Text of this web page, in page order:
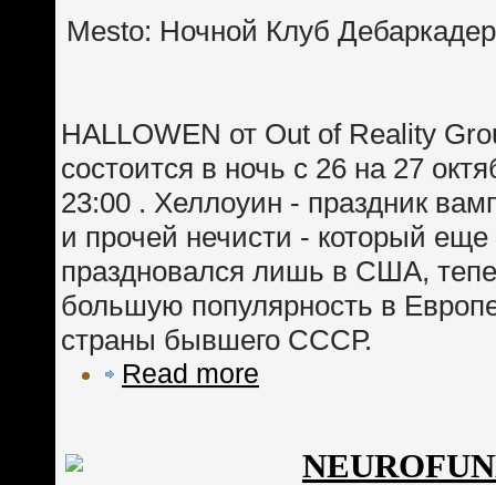
Mesto: Ночной Клуб Дебаркадер
HALLOWEN от Out of Reality
состоится в ночь с 26 на 27
23:00 . Хеллоуин - праздник
и прочей нечисти - который
праздновался лишь в США,
большую популярность в
страны бывшего СССР.
Read more